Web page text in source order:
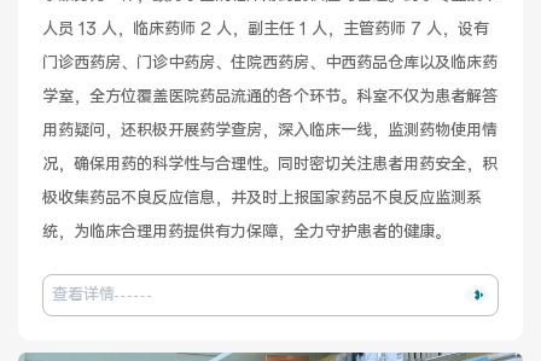
健康管理体检 手术科室
非手术科室 其他科室
专家团队
人员 13 人，临床药师 2 人，副主任 1 人，主管药师 7 人，设有
门诊西药房、门诊中药房、住院西药房、中西药品仓库以及临床药
学室，全方位覆盖医院药品流通的各个环节。科室不仅为患者解答
用药疑问，还积极开展药学查房，深入临床一线，监测药物使用情
况，确保用药的科学性与合理性。同时密切关注患者用药安全，积
极收集药品不良反应信息，并及时上报国家药品不良反应监测系
统，为临床合理用药提供有力保障，全力守护患者的健康。
查看详情